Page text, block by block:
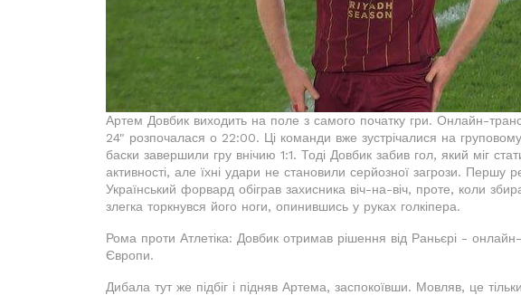
Артем Довбик виходить на поле з самого початку гри. Онлайн-
24" розпочалася о 22:00. Ці команди вже зустрічалися на
баски завершили гру внічию 1:1. Тоді Довбик забив гол, який міг
активності, але їхні удари не становили серйозної загрози. Першу
Український форвард обіграв захисника віч-на-віч, проте, коли
злегка торкнувся його ноги, опинившись у руках голкіпера.
Рома проти Атлетіка: Довбик отримав рішення від Раньєрі - онлайн-
Європи.
Дибала тут же підбіг і підняв Артема, заспокоївши. Мовляв, це